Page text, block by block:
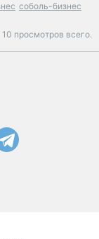
соболь-бизнес
10 просмотров всего.